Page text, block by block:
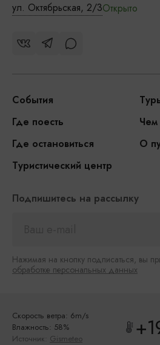
ул. Октябрьская, 2/3Открыто
События
Где поесть
Чем
Где остановиться
О
Туристический центр
Подпишитесь на рассылку
Нажимая на кнопку подписаться, вы
обработке персональных данных
Скорость ветра: 6m/s
Влажность: 58%
Источник: Gismeteo